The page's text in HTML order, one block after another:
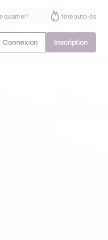
chère que l’auto-école de votre
Connexion Inscription